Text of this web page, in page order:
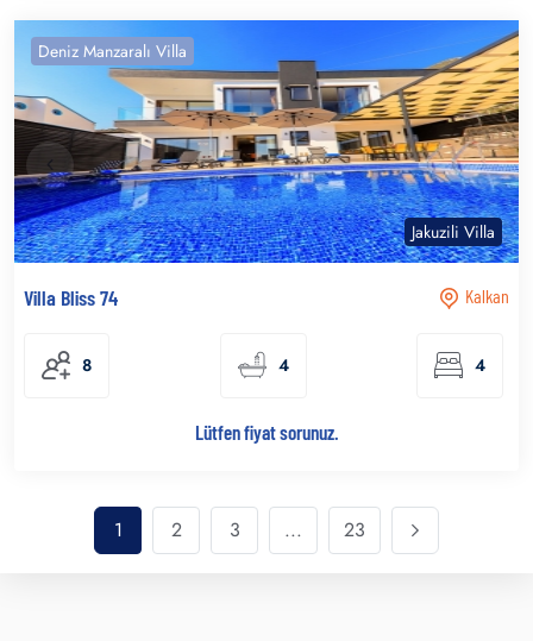
Deniz Manzaralı Villa
Jakuzili Villa
Kalkan
Villa Bliss 74
8 4 4
Lütfen fiyat sorunuz.
1 2 3 ... 23